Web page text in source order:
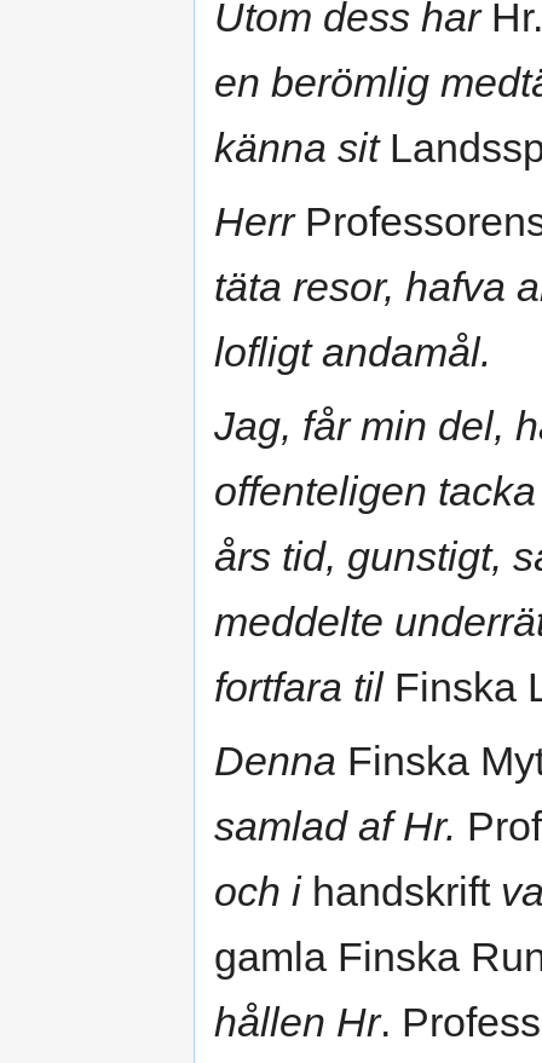
Utom dess har
en berömlig
känna sit
Herr
täta resor, hafva
lofligt andamål.
Jag, får min del,
offenteligen
års tid, gunstigt,
meddelte
fortfara tilFinska
Denna Finska
samlad af Hr.
och ihandskrift
gamla Finska
hållen Hr.